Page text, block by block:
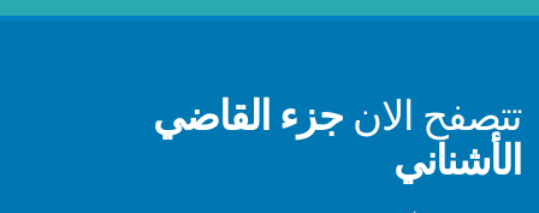
تتصفح الان جزء القاضي
الأشناني